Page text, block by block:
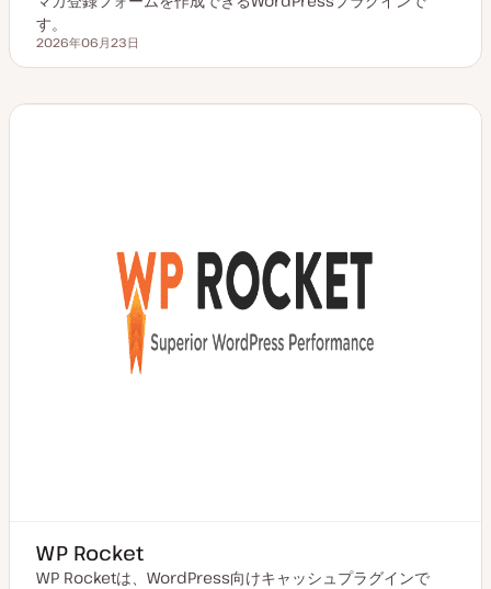
す。
更新日
2026年06月23日
WP Rocket
WP Rocketは、WordPress向けキャッシュプラグインで